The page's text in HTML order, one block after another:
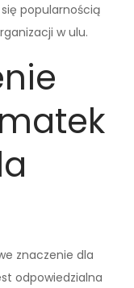
popularnością
w ulu.
znaczenie dla
odpowiedzialna